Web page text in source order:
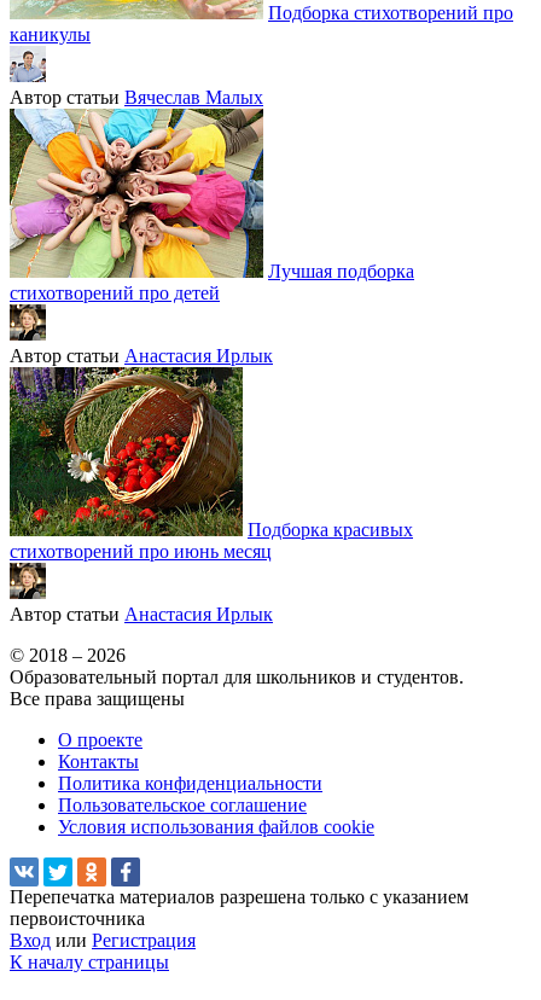
Подборка стихотворений про
каникулы
Автор статьи Вячеслав Малых
Лучшая подборка
стихотворений про детей
Автор статьи Анастасия Ирлык
Подборка красивых
стихотворений про июнь месяц
Автор статьи Анастасия Ирлык
© 2018 – 2026
Образовательный портал для школьников и студентов.
Все права защищены
О проекте
Контакты
Политика конфиденциальности
Пользовательское соглашение
Условия использования файлов cookie
Перепечатка материалов разрешена только с указанием
первоисточника
Вход или Регистрация
К началу страницы